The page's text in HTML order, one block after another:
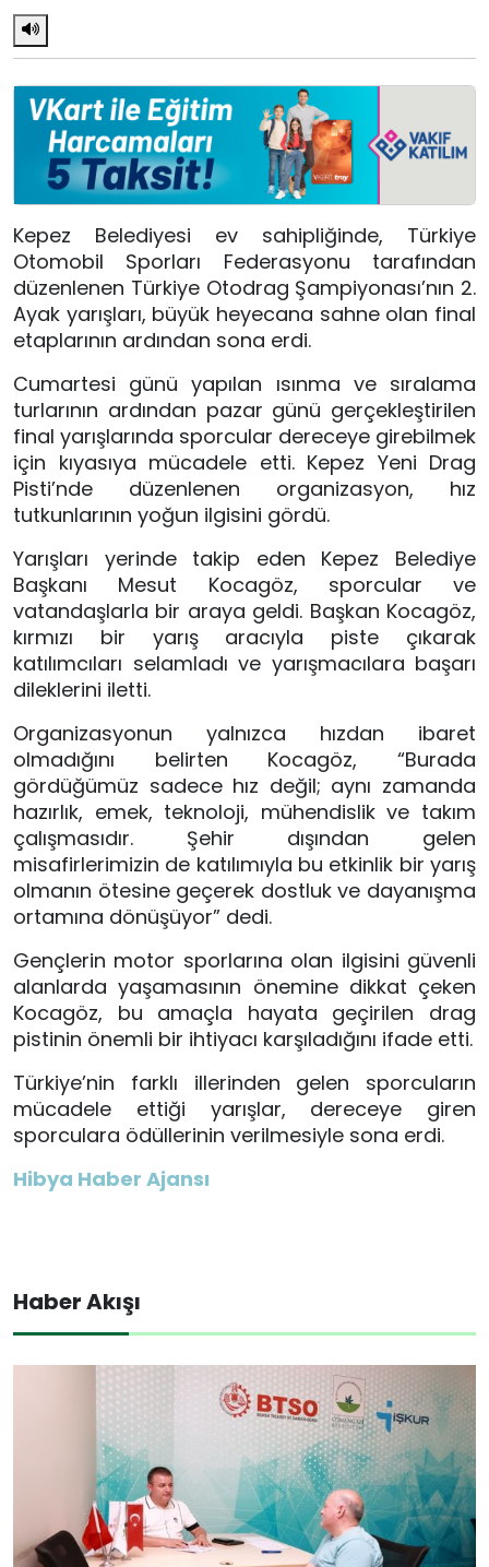
Kepez Belediyesi ev sahipliğinde, Türkiye
Otomobil Sporları Federasyonu tarafından
düzenlenen Türkiye Otodrag Şampiyonası’nın 2.
Ayak yarışları, büyük heyecana sahne olan final
etaplarının ardından sona erdi.
Cumartesi günü yapılan ısınma ve sıralama
turlarının ardından pazar günü gerçekleştirilen
final yarışlarında sporcular dereceye girebilmek
için kıyasıya mücadele etti. Kepez Yeni Drag
Pisti’nde düzenlenen organizasyon, hız
tutkunlarının yoğun ilgisini gördü.
Yarışları yerinde takip eden Kepez Belediye
Başkanı Mesut Kocagöz, sporcular ve
vatandaşlarla bir araya geldi. Başkan Kocagöz,
kırmızı bir yarış aracıyla piste çıkarak
katılımcıları selamladı ve yarışmacılara başarı
dileklerini iletti.
Organizasyonun yalnızca hızdan ibaret
olmadığını belirten Kocagöz, “Burada
gördüğümüz sadece hız değil; aynı zamanda
hazırlık, emek, teknoloji, mühendislik ve takım
çalışmasıdır. Şehir dışından gelen
misafirlerimizin de katılımıyla bu etkinlik bir yarış
olmanın ötesine geçerek dostluk ve dayanışma
ortamına dönüşüyor” dedi.
Gençlerin motor sporlarına olan ilgisini güvenli
alanlarda yaşamasının önemine dikkat çeken
Kocagöz, bu amaçla hayata geçirilen drag
pistinin önemli bir ihtiyacı karşıladığını ifade etti.
Türkiye’nin farklı illerinden gelen sporcuların
mücadele ettiği yarışlar, dereceye giren
sporculara ödüllerinin verilmesiyle sona erdi.
Hibya Haber Ajansı
Haber Akışı